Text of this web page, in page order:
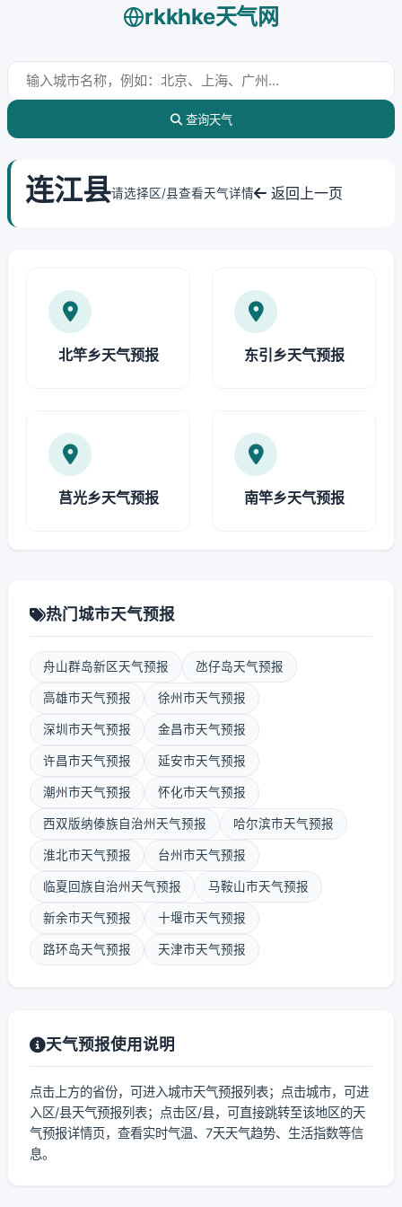
rkkhke天气网
查询天气
连江县请选择区/县查看天气详情 返回上一页
北竿乡天气预报 东引乡天气预报
莒光乡天气预报 南竿乡天气预报
热门城市天气预报
舟山群岛新区天气预报 氹仔岛天气预报
高雄市天气预报 徐州市天气预报
深圳市天气预报 金昌市天气预报
许昌市天气预报 延安市天气预报
潮州市天气预报 怀化市天气预报
西双版纳傣族自治州天气预报 哈尔滨市天气预报
淮北市天气预报 台州市天气预报
临夏回族自治州天气预报 马鞍山市天气预报
新余市天气预报 十堰市天气预报
路环岛天气预报 天津市天气预报
天气预报使用说明
点击上方的省份，可进入城市天气预报列表；点击城市，可进
入区/县天气预报列表；点击区/县，可直接跳转至该地区的天
气预报详情页，查看实时气温、7天天气趋势、生活指数等信
息。